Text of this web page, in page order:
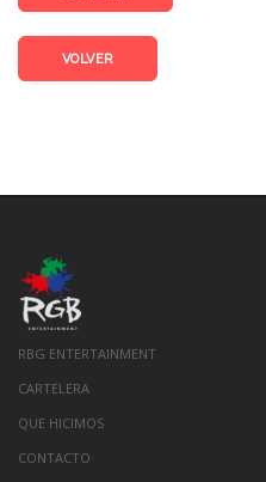
VOLVER
RBG ENTERTAINMENT
CARTELERA
QUE HICIMOS
CONTACTO